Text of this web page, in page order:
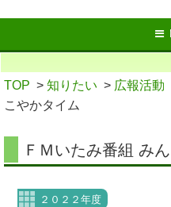
TOP > 知りたい > 広報活動
こやかタイム
ＦＭいたみ番組 み
２０２２年度